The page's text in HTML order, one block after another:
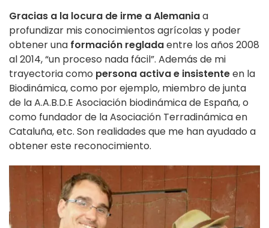
Gracias a la locura de irme a Alemaniaa
profundizar mis conocimientos agrícolas y poder
obtener una formación regladaentre los años 2008
al 2014, “un proceso nada fácil”. Además de mi
trayectoria como persona activa e insistenteen la
Biodinámica, como por ejemplo, miembro de junta
de la A.A.B.D.E Asociación biodinámica de España, o
como fundador de la Asociación Terradinámica en
Cataluña, etc. Son realidades que me han ayudado a
obtener este reconocimiento.